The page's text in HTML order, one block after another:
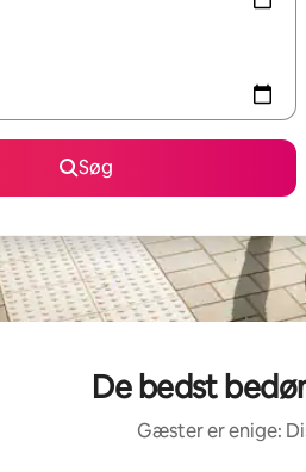
Søg
De bedst
Gæster er enige: